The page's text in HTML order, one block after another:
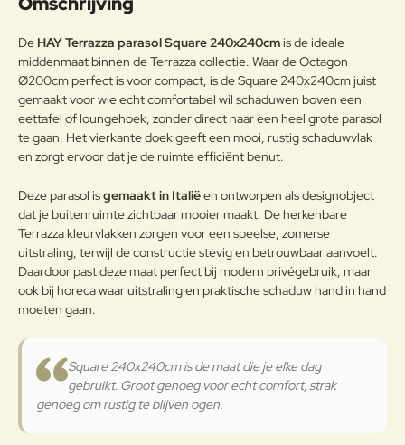
Onderhoudsadvies
Aluminium
Om het product lange tijd in
uitstekende staat te houden, raden
we aan om het correct en
regelmatig te reinigen. Verricht de
zeeklimaat worden gekenmerkt.
Het wordt aanbevolen om de
oppervlakken met een zachte doek
en met water of neutrale
reinigingsmiddelen te reinigen. De
langdurige en continue
eigenschappen van de mooie
gekleurde polyestercoating
worden aangetast. We raden aan
g:
Note:HTML-code wordt niet vertaald!
Waarderin
Verder
De HAY Terrazza parasol Square 240x240cmis de ideale
middenmaat binnen de Terrazza collectie. Waar de Octagon
Ø200cm perfect is voor compact, is de Square 240x240cm juist
gemaakt voor wie echt comfortabel wil schaduwen boven een
eettafel of loungehoek, zonder direct naar een heel grote parasol
te gaan. Het vierkante doek geeft een mooi, rustig schaduwvlak
en zorgt ervoor dat je de ruimte efficiënt benut.
Deze parasol isgemaakt in Italiëen ontworpen als designobject
dat je buitenruimte zichtbaar mooier maakt. De herkenbare
Terrazza kleurvlakken zorgen voor een speelse, zomerse
uitstraling, terwijl de constructie stevig en betrouwbaar aanvoelt.
Daardoor past deze maat perfect bij modern privégebruik, maar
ook bij horeca waar uitstraling en praktische schaduw hand in hand
moeten gaan.
Square 240x240cm is de maat die je elke dag
gebruikt. Groot genoeg voor echt comfort, strak
genoeg om rustig te blijven ogen.